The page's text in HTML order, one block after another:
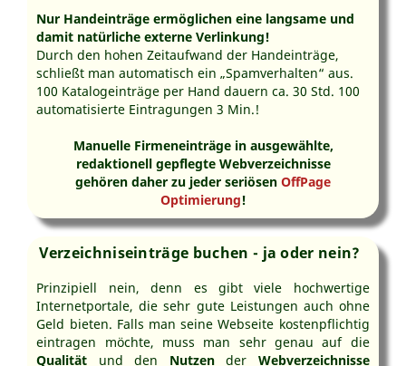
Nur Handeinträge ermöglichen eine langsame und
damit natürliche externe Verlinkung!
Durch den hohen Zeitaufwand der Handeinträge,
schließt man automatisch ein „Spamverhalten“ aus.
100 Katalogeinträge per Hand dauern ca. 30 Std. 100
automatisierte Eintragungen 3 Min.!
Manuelle Firmeneinträge in ausgewählte,
redaktionell gepflegte Webverzeichnisse
gehören daher zu jeder seriösen OffPage
Optimierung!
Verzeichniseinträge buchen - ja oder nein?
Prinzipiell nein, denn es gibt viele hochwertige
Internetportale, die sehr gute Leistungen auch ohne
Geld bieten. Falls man seine Webseite kostenpflichtig
eintragen möchte, muss man sehr genau auf die
Qualität und den Nutzender Webverzeichnisse